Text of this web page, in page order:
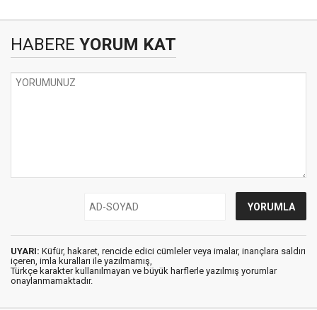
HABERE YORUM KAT
UYARI: Küfür, hakaret, rencide edici cümleler veya imalar, inançlara saldırı
içeren, imla kuralları ile yazılmamış,
Türkçe karakter kullanılmayan ve büyük harflerle yazılmış yorumlar
onaylanmamaktadır.